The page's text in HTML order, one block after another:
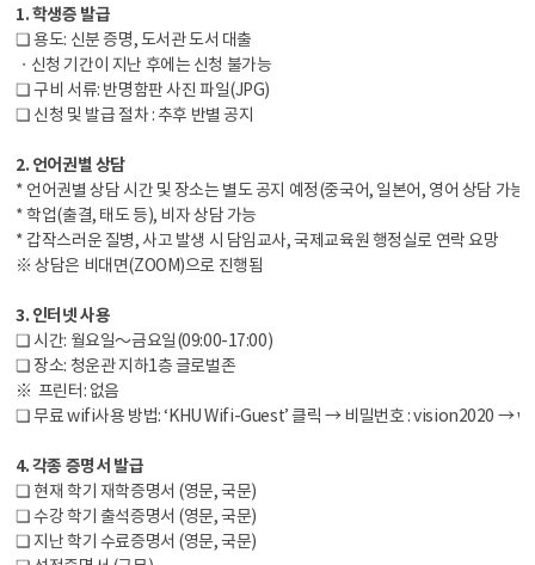
1. 학생증 발급
❏ 용도: 신분 증명, 도서관 도서 대출
ㆍ신청 기간이 지난 후에는 신청 불가능
❏ 구비 서류: 반명함판 사진 파일(JPG)
❏ 신청 및 발급 절차 : 추후 반별 공지
2. 언어권별 상담
* 언어권별 상담 시간 및 장소는 별도 공지 예정(중국어, 일본어, 영어 상담 가능)
* 학업(출결, 태도 등), 비자 상담 가능
* 갑작스러운 질병, 사고 발생 시 담임교사, 국제교육원 행정실로 연락 요망
※ 상담은 비대면(ZOOM)으로 진행됨
3. 인터넷 사용
❏ 시간: 월요일～금요일(09:00-17:00)
❏ 장소: 청운관 지하1층 글로벌존
※ 프린터: 없음
❏ 무료 wifi사용 방법: ‘KHU Wifi-Guest’ 클릭 → 비밀번호 : vision2020 →
4. 각종 증명서 발급
❏ 현재 학기 재학증명서 (영문, 국문)
❏ 수강 학기 출석증명서 (영문, 국문)
❏ 지난 학기 수료증명서 (영문, 국문)